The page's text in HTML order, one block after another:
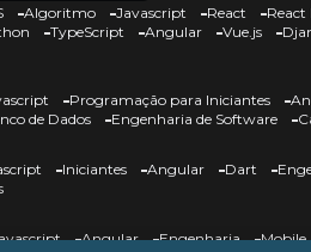
Algoritmo Javascript React React
TypeScript Angular Vue.js
Programação para Iniciantes
de Dados Engenharia de Software
Iniciantes Angular Dart
Angular Engenharia Mobile